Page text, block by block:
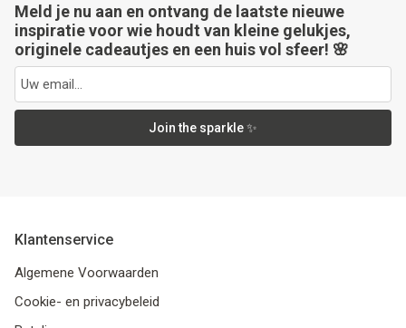
Meld je nu aan en ontvang de laatste nieuwe
inspiratie voor wie houdt van kleine gelukjes,
originele cadeautjes en een huis vol sfeer! 🌸
Join the sparkle ✨
Klantenservice
Algemene Voorwaarden
Cookie- en privacybeleid